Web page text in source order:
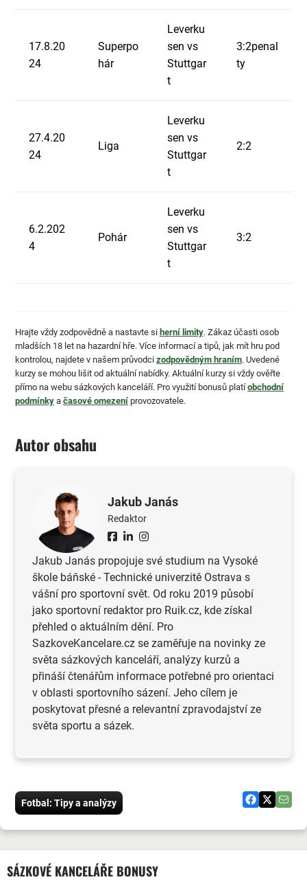
17.8.20
24
Superpo
hár
Leverku
sen vs
Stuttgar
t
3:2penal
ty
27.4.20
24
Liga
Leverku
sen vs
Stuttgar
t
2:2
6.2.202
4
Pohár
Leverku
sen vs
Stuttgar
t
3:2
Hrajte vždy zodpovědně a nastavte si herní limity. Zákaz účasti osob
mladších 18 let na hazardní hře. Více informací a tipů, jak mít hru pod
kontrolou, najdete v našem průvodci zodpovědným hraním. Uvedené
kurzy se mohou lišit od aktuální nabídky. Aktuální kurzy si vždy ověřte
přímo na webu sázkových kanceláří. Pro využití bonusů platíobchodní
podmínky a časové omezení provozovatele.
Autor obsahu
Jakub Janás
Redaktor
Jakub Janás propojuje své studium na Vysoké
škole báňské - Technické univerzitě Ostrava s
vášní pro sportovní svět. Od roku 2019 působí
jako sportovní redaktor pro Ruik.cz, kde získal
přehled o aktuálním dění. Pro
SazkoveKancelare.cz se zaměřuje na novinky ze
světa sázkových kanceláří, analýzy kurzů a
přináší čtenářům informace potřebné pro orientaci
v oblasti sportovního sázení. Jeho cílem je
poskytovat přesné a relevantní zpravodajství ze
světa sportu a sázek.
Fotbal: Tipy a analýzy
SÁZKOVÉ KANCELÁŘE BONUSY